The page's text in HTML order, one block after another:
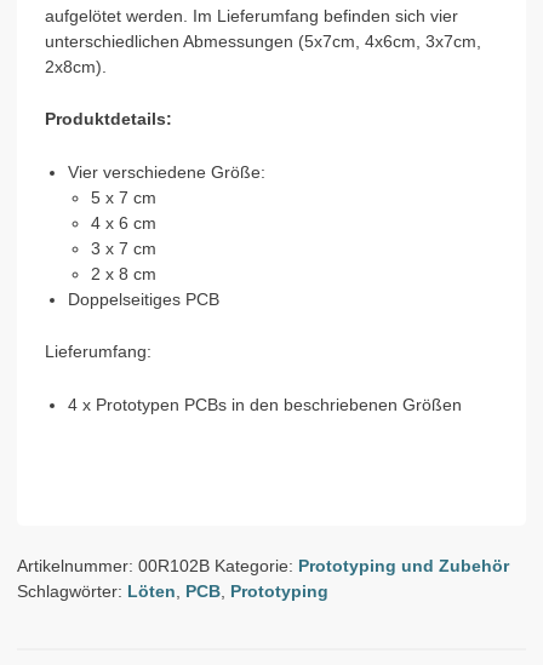
aufgelötet werden. Im Lieferumfang befinden sich vier
unterschiedlichen Abmessungen (5x7cm, 4x6cm, 3x7cm,
2x8cm).
Produktdetails:
Vier verschiedene Größe:
5 x 7 cm
4 x 6 cm
3 x 7 cm
2 x 8 cm
Doppelseitiges PCB
Lieferumfang:
4 x Prototypen PCBs in den beschriebenen Größen
Artikelnummer: 00R102B Kategorie: Prototyping und Zubehör
Schlagwörter: Löten PCB Prototyping